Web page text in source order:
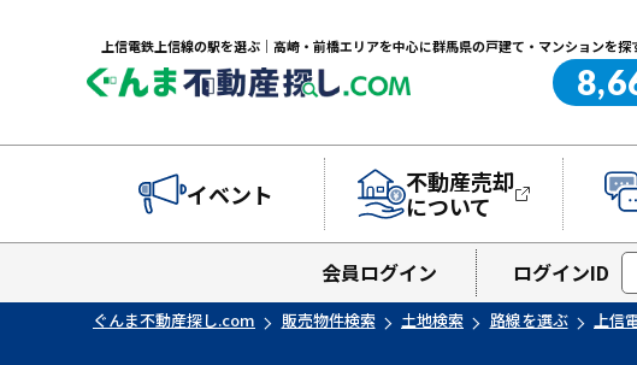
ぐんま不
イベント
不動産売却
について
会員ログイン ログインID
ぐんま不動産探し.com 販売物件検索 土地検索 路線を選ぶ 上信